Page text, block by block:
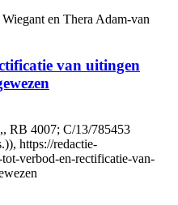
en Thera Adam‑van
van uitingen
RB 4007; C/13/785453
https://redactie-
verbod-en-rectificatie-van-